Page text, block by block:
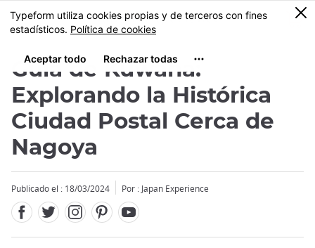
Tamaño
MENU
0
Guía de Kuwana:
Explorando la Histórica
Ciudad Postal Cerca de
Nagoya
Publicado el : 18/03/2024 Por : Japan Experience